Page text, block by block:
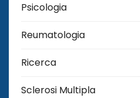
Psicologia
Reumatologia
Ricerca
Sclerosi Multipla